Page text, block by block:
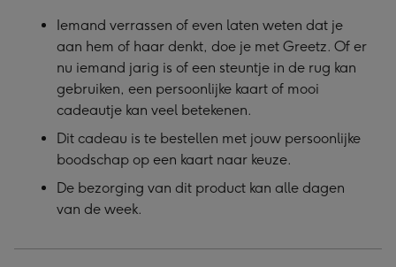
Iemand verrassen of even laten weten dat je
aan hem of haar denkt, doe je met Greetz. Of er
nu iemand jarig is of een steuntje in de rug kan
gebruiken, een persoonlijke kaart of mooi
cadeautje kan veel betekenen.
Dit cadeau is te bestellen met jouw persoonlijke
boodschap op een kaart naar keuze.
De bezorging van dit product kan alle dagen
van de week.